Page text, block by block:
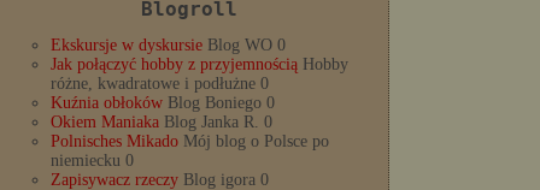
Blogroll
Ekskursje w dyskursie Blog WO 0
Jak połączyć hobby z przyjemnością Hobby
różne, kwadratowe i podłużne 0
Kuźnia obłoków Blog Boniego 0
Okiem Maniaka Blog Janka R. 0
Polnisches Mikado Mój blog o Polsce po
niemiecku 0
Zapisywacz rzeczy Blog igora 0